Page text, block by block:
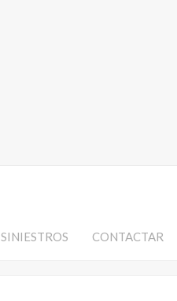
SINIESTROS CONTACTAR